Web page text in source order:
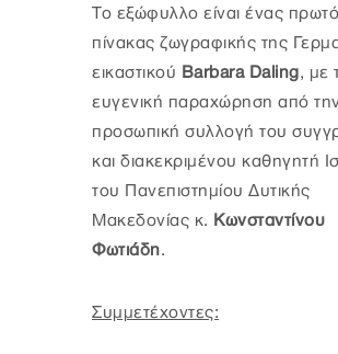
Το εξώφυλλο είναι ένας
πίνακας ζωγραφικής της
εικαστικού Barbara Daling, με
ευγενική παραχώρηση από
προσωπική συλλογή του
και διακεκριμένου καθηγητή
του Πανεπιστημίου Δυτικής
Μακεδονίας κ. Κωνσταντίνου
Φωτιάδη.
Συμμετέχοντες: